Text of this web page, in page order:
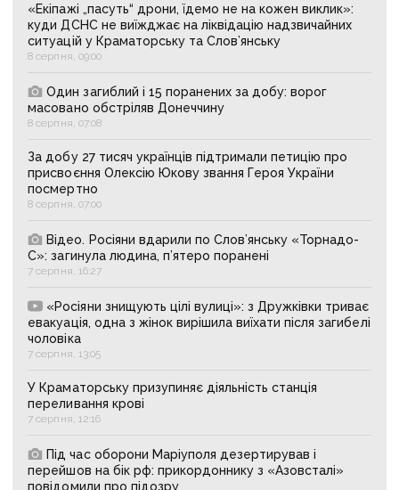
«Екіпажі „пасуть“ дрони, їдемо не на кожен виклик»:
куди ДСНС не виїжджає на ліквідацію надзвичайних
ситуацій у Краматорську та Слов’янську
8 серпня, 09:00
Один загиблий і 15 поранених за добу: ворог
масовано обстріляв Донеччину
8 серпня, 07:08
За добу 27 тисяч українців підтримали петицію про
присвоєння Олексію Юкову звання Героя України
посмертно
8 серпня, 07:00
Відео. Росіяни вдарили по Слов’янську «Торнадо-
С»: загинула людина, п’ятеро поранені
7 серпня, 16:27
«Росіяни знищують цілі вулиці»: з Дружківки триває
евакуація, одна з жінок вирішила виїхати після загибелі
чоловіка
7 серпня, 13:05
У Краматорську призупиняє діяльність станція
переливання крові
7 серпня, 12:16
Під час оборони Маріуполя дезертирував і
перейшов на бік рф: прикордоннику з «Азовсталі»
повідомили про підозру